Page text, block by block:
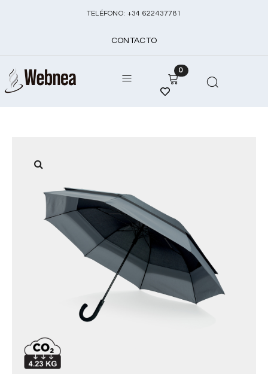
TELÉFONO: +34 622437781
CONTACTO
0